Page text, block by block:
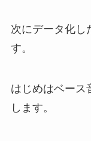
次にデータ化し
す。
はじめはベース
します。